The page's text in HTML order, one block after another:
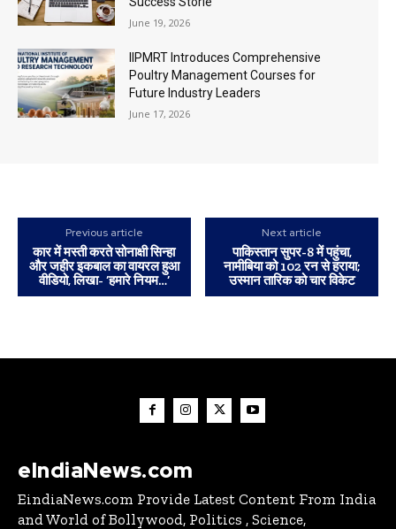
June 19, 2026
IIPMRT Introduces Comprehensive
Poultry Management Courses for
Future Industry Leaders
June 17, 2026
Previous article
कार में मस्ती करते सोनाक्षी सिन्हा
और जहीर इकबाल का वायरल हुआ
वीडियो, लिखा- ‘हमारे नियम…’
Next article
पाकिस्तान सुपर-8 में पहुंचा,
नामीबिया को 102 रन से हराया;
उस्मान तारिक को चार विकेट
eIndiaNews.com
EindiaNews.com Provide Latest Content From India
and World of Bollywood, Politics , Science,